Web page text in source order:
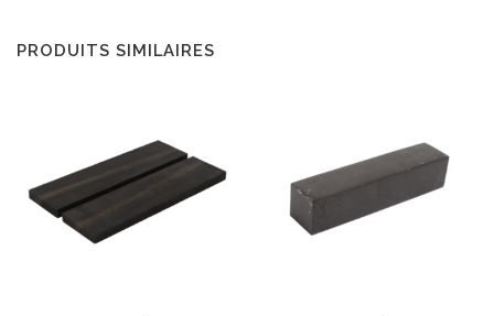
PRODUITS SIMILAIRES